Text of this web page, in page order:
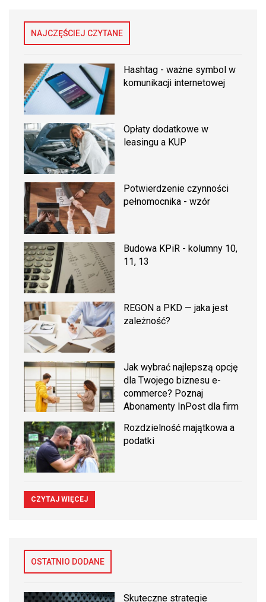
NAJCZĘŚCIEJ CZYTANE
Hashtag - ważne symbol w
komunikacji internetowej
Opłaty dodatkowe w
leasingu a KUP
Potwierdzenie czynności
pełnomocnika - wzór
Budowa KPiR - kolumny 10,
11, 13
REGON a PKD — jaka jest
zależność?
Jak wybrać najlepszą opcję
dla Twojego biznesu e-
commerce? Poznaj
Abonamenty InPost dla firm
Rozdzielność majątkowa a
podatki
CZYTAJ WIĘCEJ
OSTATNIO DODANE
Skuteczne strategie